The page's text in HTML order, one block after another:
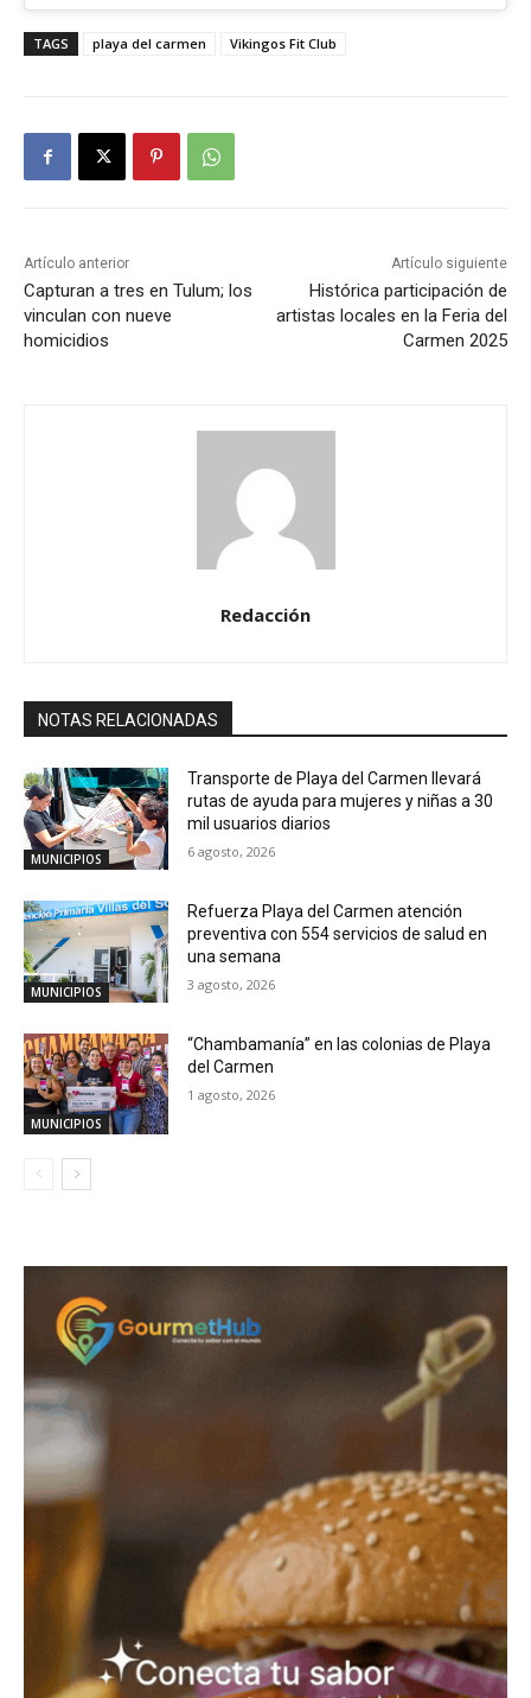
TAGS playa del carmen Vikingos Fit Club
Artículo anterior
Capturan a tres en Tulum; los
vinculan con nueve
homicidios
Artículo siguiente
Histórica participación de
artistas locales en la Feria del
Carmen 2025
Redacción
NOTAS RELACIONADAS
MUNICIPIOS
Transporte de Playa del Carmen llevará
rutas de ayuda para mujeres y niñas a 30
mil usuarios diarios
6 agosto, 2026
MUNICIPIOS
Refuerza Playa del Carmen atención
preventiva con 554 servicios de salud en
una semana
3 agosto, 2026
MUNICIPIOS
“Chambamanía” en las colonias de Playa
del Carmen
1 agosto, 2026